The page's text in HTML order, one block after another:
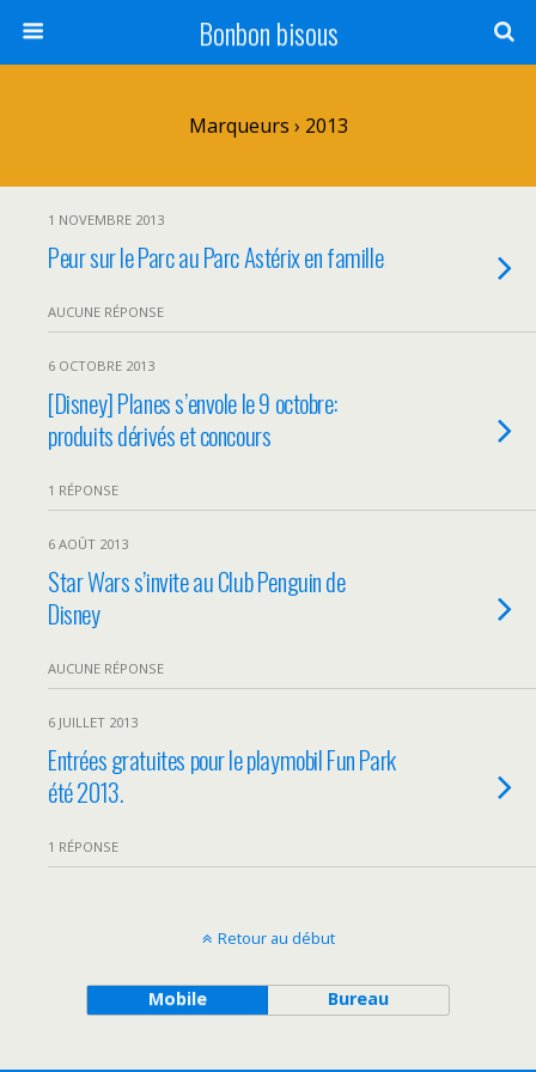
Bonbon bisous
Marqueurs › 2013
1 NOVEMBRE 2013
Peur sur le Parc au Parc Astérix en famille
AUCUNE RÉPONSE
6 OCTOBRE 2013
[Disney] Planes s’envole le 9 octobre:
produits dérivés et concours
1 RÉPONSE
6 AOÛT 2013
Star Wars s’invite au Club Penguin de
Disney
AUCUNE RÉPONSE
6 JUILLET 2013
Entrées gratuites pour le playmobil Fun Park
été 2013.
1 RÉPONSE
Retour au début
Mobile Bureau